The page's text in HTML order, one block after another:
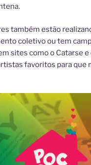
também estão
coletivo ou tem
sites como o Catarse e
favoritos para que